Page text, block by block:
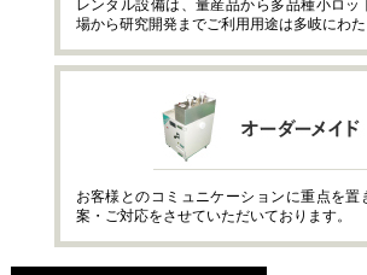
レンタル設備は、量産品から多品種小ロッ
場から研究開発までご利用用途は多岐にわた
お客様とのコミュニケーションに重点を置
案・ご対応をさせていただいております。